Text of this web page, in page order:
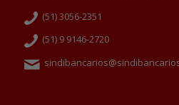
(51) 3056-2351
(51) 9 9146-2720